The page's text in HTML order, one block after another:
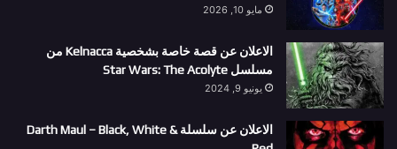
مايو 10, 2026
الاعلان عن قصة خاصة بشخصية Kelnacca من
مسلسل Star Wars: The Acolyte
يونيو 9, 2024
الاعلان عن سلسلة Darth Maul – Black, White &